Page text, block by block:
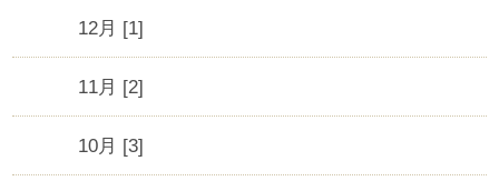
12月 [1]
11月 [2]
10月 [3]